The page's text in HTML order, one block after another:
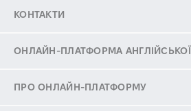
КОНТАКТИ
ОНЛАЙН-ПЛАТФОРМА АНГЛІЙСЬКОЇ
ПРО ОНЛАЙН-ПЛАТФОРМУ